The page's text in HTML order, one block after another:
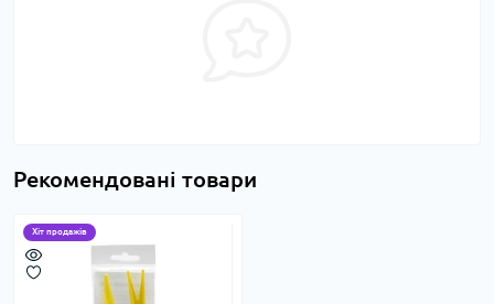
Рекомендовані товари
Хіт продажів